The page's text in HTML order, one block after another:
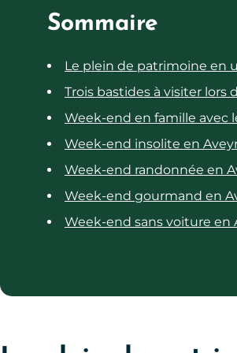
Sommaire
Le plein de patrimoine en
Trois bastides à visiter lors
Week-end en famille avec
Week-end insolite en
Week-end randonnée en
Week-end gourmand en
Week-end sans voiture en